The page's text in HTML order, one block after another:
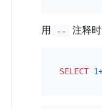
用 -- 注释
SELECT 1